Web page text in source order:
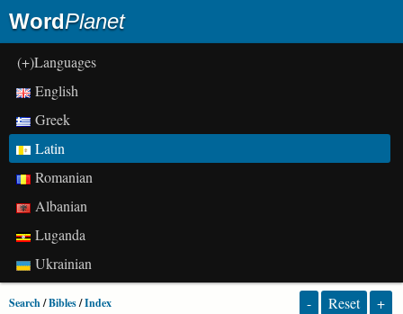
WordPlanet
(+)Languages
English
Greek
Latin
Romanian
Albanian
Luganda
Ukrainian
Search/Bibles/Index - Reset +